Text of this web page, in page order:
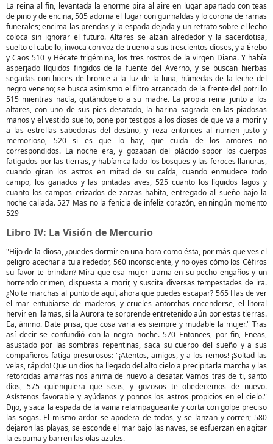
La reina al fin, levantada la enorme pira al aire en lugar apartado con teas
de pino y de encina, 505 adorna el lugar con guirnaldas y lo corona de ramas
funerales; encima las prendas y la espada dejada y un retrato sobre el lecho
coloca sin ignorar el futuro. Altares se alzan alrededor y la sacerdotisa,
suelto el cabello, invoca con voz de trueno a sus trescientos dioses, y a Érebo
y Caos 510 y Hécate trigémina, los tres rostros de la virgen Diana. Y había
asperjado líquidos fingidos de la fuente del Averno, y se buscan hierbas
segadas con hoces de bronce a la luz de la luna, húmedas de la leche del
negro veneno; se busca asimismo el filtro arrancado de la frente del potrillo
515 mientras nacía, quitándoselo a su madre. La propia reina junto a los
altares, con uno de sus pies desatado, la harina sagrada en las piadosas
manos y el vestido suelto, pone por testigos a los dioses de que va a morir y
a las estrellas sabedoras del destino, y reza entonces al numen justo y
memorioso, 520 si es que lo hay, que cuida de los amores no
correspondidos. La noche era, y gozaban del plácido sopor los cuerpos
fatigados por las tierras, y habían callado los bosques y las feroces llanuras,
cuando giran los astros en mitad de su caída, cuando enmudece todo
campo, los ganados y las pintadas aves, 525 cuanto los líquidos lagos y
cuanto los campos erizados de zarzas habita, entregado al sueño bajo la
noche callada. 527 Mas no la fenicia de infeliz corazón, en ningún momento
529
Libro IV: La Visión de Mercurio
"Hijo de la diosa, ¿puedes dormir en una hora como ésta, por más que ves el
peligro acechar a tu alrededor, 560 inconsciente, y no oyes cómo los Céfiros
su favor te brindan? Mira que esa mujer trama en su pecho engaños y un
horrendo crimen, dispuesta a morir, y suscita diversas tempestades de ira.
¿No te marchas al punto de aquí, ahora que puedes escapar? 565 Has de ver
el mar entubiarse de maderos, y crueles antorchas encenderse, el litoral
hervir en llamas, si la Aurora te sorprende entretenido aún por estas tierras.
Ea, ánimo. Date prisa, que cosa varia es siempre y mudable la mujer." Tras
así decir se confundió con la negra noche. 570 Entonces, por fin, Eneas,
asustado por las sombras repentinas, saca su cuerpo del sueño y a sus
compañeros fatiga presurosos: "¡Atentos, amigos, y a los remos! ¡Soltad las
velas, rápido! Que un dios ha llegado del alto cielo a precipitarla marcha y las
retorcidas amarras nos anima de nuevo a desatar. Vamos tras de ti, santo
dios, 575 quienquiera que seas, y gozosos te obedecemos de nuevo.
Asístenos favorable y ayúdanos y ponnos los astros propicios en el cielo."
Dijo, y saca la espada de la vaina relampagueante y corta con golpe preciso
las sogas. El mismo ardor se apodera de todos, y se lanzan y corren; 580
dejaron las playas, se esconde el mar bajo las naves, se esfuerzan en agitar
la espuma y barren las olas azules.